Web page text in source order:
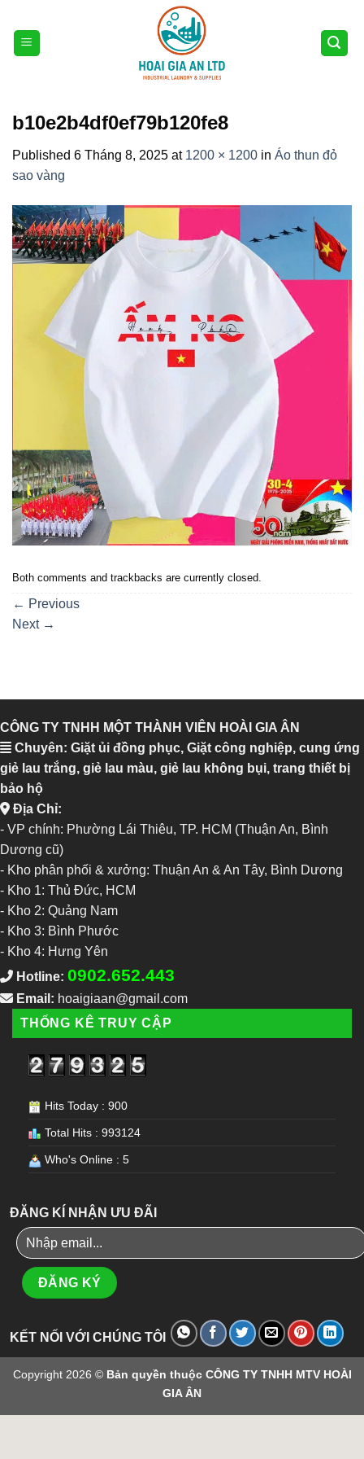
content
b10e2b4df0ef79b120fe8
Published 6 Tháng 8, 2025 at 1200 × 1200 in Áo thun đỏ
sao vàng
Both comments and trackbacks are currently closed.
← Previous
Next →
CÔNG TY TNHH MỘT THÀNH VIÊN HOÀI GIA ÂN
Chuyên: Giặt ủi đồng phục, Giặt công nghiệp, cung ứng
giẻ lau trắng, giẻ lau màu, giẻ lau không bụi, trang thiết bị
bảo hộ
Địa Chỉ:
- VP chính: Phường Lái Thiêu, TP. HCM (Thuận An, Bình
Dương cũ)
- Kho phân phối & xưởng: Thuận An & An Tây, Bình Dương
- Kho 1: Thủ Đức, HCM
- Kho 2: Quảng Nam
- Kho 3: Bình Phước
- Kho 4: Hưng Yên
Hotline: 0902.652.443
Email: hoaigiaan@gmail.com
THỐNG KÊ TRUY CẬP
Hits Today : 900
Total Hits : 993124
Who's Online : 5
ĐĂNG KÍ NHẬN ƯU ĐÃI
KẾT NỐI VỚI CHÚNG TÔI
Copyright 2026 © Bản quyền thuộc CÔNG TY TNHH MTV HOÀI
GIA ÂN